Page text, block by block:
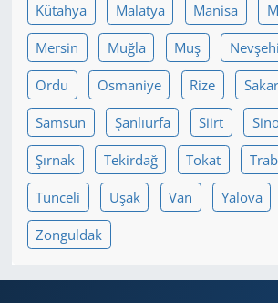
Kütahya Malatya Manisa
Mersin Muğla Muş
Ordu Osmaniye Rize
Samsun Şanlıurfa Siirt
Şırnak Tekirdağ Tokat
Tunceli Uşak Van Yalova
Zonguldak